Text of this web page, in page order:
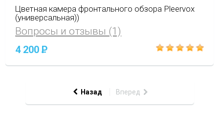
Цветная камера фронтального обзора Pleervox
(универсальная))
Вопросы и отзывы (1)
4 200P
Назад Вперед